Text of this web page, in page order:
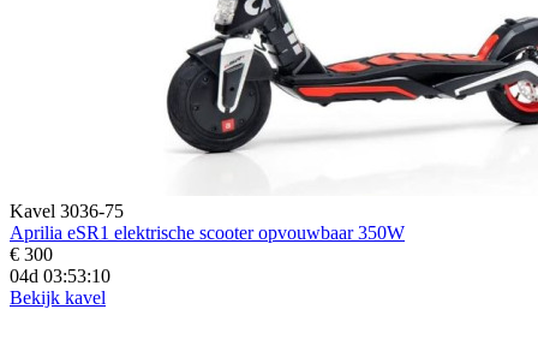
Kavel 3036-75
Aprilia eSR1 elektrische scooter opvouwbaar 350W
€ 300
04d 03:53:09
Bekijk kavel